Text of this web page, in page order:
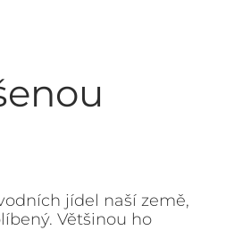
jídel naší země,
Většinou ho